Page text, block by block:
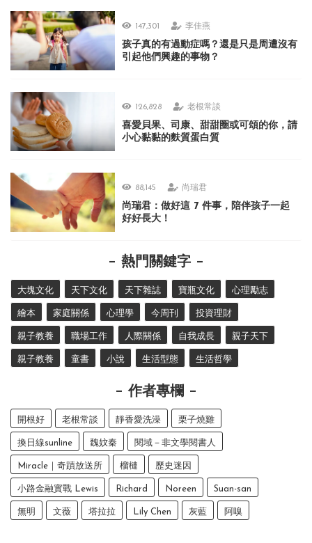
147,301 李佳燕
孩子真的有過動症嗎？還是只是周遭沒有
引起他們興趣的事物？
126,828 老根常談
喜愛貝果、司康、甜甜圈或可頌的你，請
小心黏黏的麩質蛋白質
88,145 尚瑞君
尚瑞君：做好這 7 件事，陪伴孩子一起
好好長大！
熱門關鍵字
大塊文化 天下文化 天下雜誌 寶瓶文化 心理勵志
繪本 家庭關係 心理學 今周刊 投資理財
親子教養 職場工作 人際關係 自我成長 親子天下
親子教養 童書 小說 生活型態 生活哲學
作者專欄
開根好 老根常談 靜香愛洗澡 栗子燒雞
換日線sunline 魏妏秦 閱域－非文學閱書人
Miracle｜奇蹟放送所 榴槤 歷史迷因
小路金融實戰 Lewis Richard Noreen Suan-san
無明 文薇 塔拉拉 Lily Chen 灰藍 阿嗅